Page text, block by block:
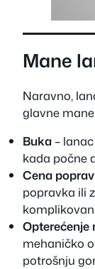
Mane
Naravno,
glavne
Buka–
kada počne
Cena
popravka ili
Opterećenje
mehaničko
potrošnju